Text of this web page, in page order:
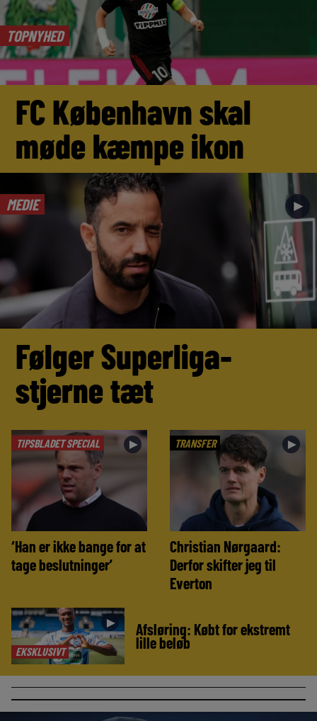
TOPNYHED
FC København skal
møde kæmpe ikon
MEDIE ►
Følger Superliga-
stjerne tæt
TIPSBLADET SPECIAL ►
‘Han er ikke bange for at
tage beslutninger’
TRANSFER ►
Christian Nørgaard:
Derfor skifter jeg til
Everton
EKSKLUSIVT
► Afsløring: Købt for ekstremt
lille beløb